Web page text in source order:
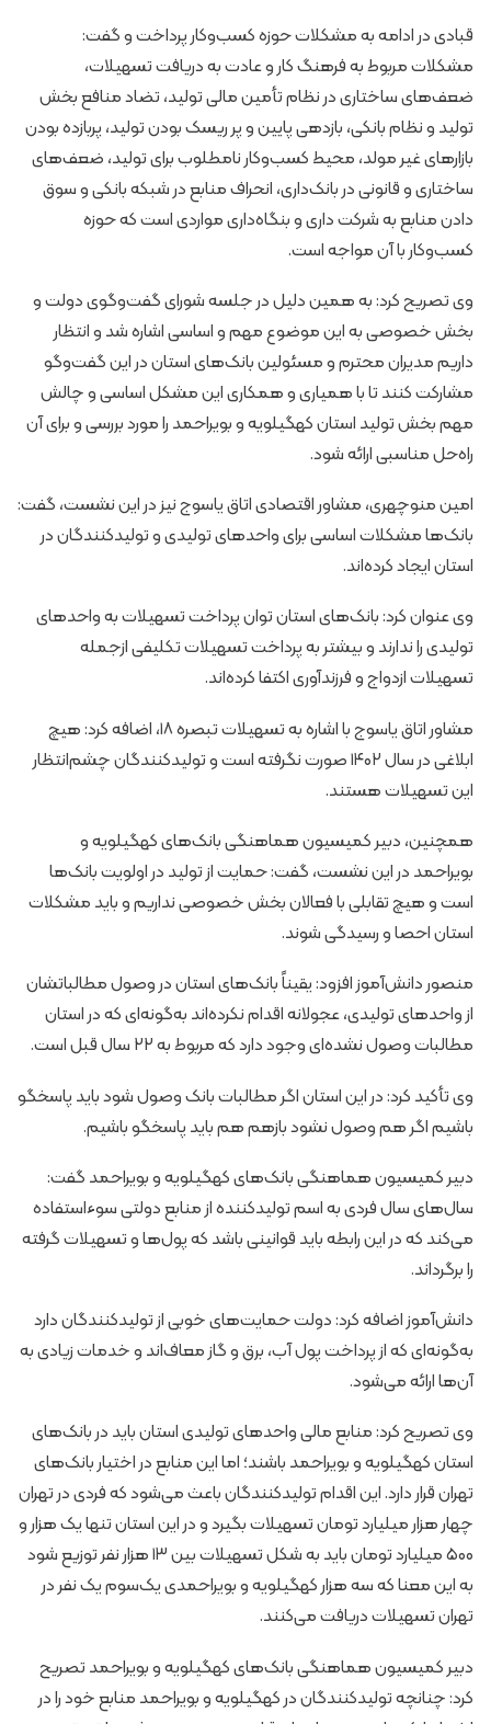
قبادی در ادامه به مشکلات حوزه کسب‌وکار پرداخت و گفت:
مشکلات مربوط به فرهنگ کار و عادت به دریافت تسهیلات،
ضعف‌های ساختاری در نظام تأمین مالی تولید، تضاد منافع بخش
تولید و نظام بانکی، بازدهی پایین و پر ریسک بودن تولید، پربازده بودن
بازارهای غیر مولد، محیط کسب‌وکار نامطلوب برای تولید، ضعف‌های
ساختاری و قانونی در بانک‌داری، انحراف منابع در شبکه بانکی و سوق
دادن منابع به شرکت داری و بنگاه‌داری مواردی است که حوزه
کسب‌وکار با آن مواجه است.
وی تصریح کرد: به همین دلیل در جلسه شورای گفت‌وگوی دولت و
بخش خصوصی به این موضوع مهم و اساسی اشاره شد و انتظار
داریم مدیران محترم و مسئولین بانک‌های استان در این گفت‌وگو
مشارکت کنند تا با همیاری و همکاری این مشکل اساسی و چالش
مهم بخش تولید استان کهگیلویه و بویراحمد را مورد بررسی و برای آن
راه‌حل مناسبی ارائه شود.
امین منوچهری، مشاور اقتصادی اتاق یاسوج نیز در این نشست، گفت:
بانک‌ها مشکلات اساسی برای واحدهای تولیدی و تولیدکنندگان در
استان ایجاد کرده‌اند.
وی عنوان کرد: بانک‌های استان توان پرداخت تسهیلات به واحدهای
تولیدی را ندارند و بیشتر به پرداخت تسهیلات تکلیفی ازجمله
تسهیلات ازدواج و فرزندآوری اکتفا کرده‌اند.
مشاور اتاق یاسوج با اشاره به تسهیلات تبصره ۱۸، اضافه کرد: هیچ
ابلاغی در سال ۱۴۰۲ صورت نگرفته است و تولیدکنندگان چشم‌انتظار
این تسهیلات هستند.
همچنین، دبیر کمیسیون هماهنگی بانک‌های کهگیلویه و
بویراحمد در این نشست، گفت: حمایت از تولید در اولویت بانک‌ها
است و هیچ تقابلی با فعالان بخش خصوصی نداریم و باید مشکلات
استان احصا و رسیدگی شوند.
منصور دانش‌آموز افزود: یقیناً بانک‌های استان در وصول مطالباتشان
از واحدهای تولیدی، عجولانه اقدام نکرده‌اند به‌گونه‌ای که در استان
مطالبات وصول نشده‌ای وجود دارد که مربوط به ۲۲ سال قبل است.
وی تأکید کرد: در این استان اگر مطالبات بانک وصول شود باید پاسخگو
باشیم اگر هم وصول نشود بازهم هم باید پاسخگو باشیم.
دبیر کمیسیون هماهنگی بانک‌های کهگیلویه و بویراحمد گفت:
سال‌های سال فردی به اسم تولیدکننده از منابع دولتی سوءاستفاده
می‌کند که در این رابطه باید قوانینی باشد که پول‌ها و تسهیلات گرفته
را برگرداند.
دانش‌آموز اضافه کرد: دولت حمایت‌های خوبی از تولیدکنندگان دارد
به‌گونه‌ای که از پرداخت پول آب، برق و گاز معاف‌اند و خدمات زیادی به
آن‌ها ارائه می‌شود.
وی تصریح کرد: منابع مالی واحدهای تولیدی استان باید در بانک‌های
استان کهگیلویه و بویراحمد باشند؛ اما این منابع در اختیار بانک‌های
تهران قرار دارد. این اقدام تولیدکنندگان باعث می‌شود که فردی در تهران
چهار هزار میلیارد تومان تسهیلات بگیرد و در این استان تنها یک هزار و
۵۰۰ میلیارد تومان باید به شکل تسهیلات بین ۱۳ هزار نفر توزیع شود
به این معنا که سه هزار کهگیلویه و بویراحمدی یک‌سوم یک نفر در
تهران تسهیلات دریافت می‌کنند.
دبیر کمیسیون هماهنگی بانک‌های کهگیلویه و بویراحمد تصریح
کرد: چنانچه تولیدکنندگان در کهگیلویه و بویراحمد منابع خود را در